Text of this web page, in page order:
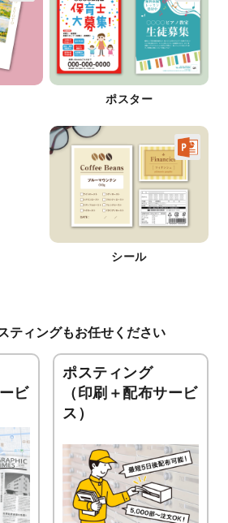
ポスター
シール
ティングもお任せください
ビ
ポスティング
（印刷＋配布サービ
ス）